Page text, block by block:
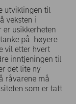
utviklingen til
veksten i
er usikkerheten
på høyere
vil etter hvert
inntjeningen til
det lite ny
råvarene må
som er tatt